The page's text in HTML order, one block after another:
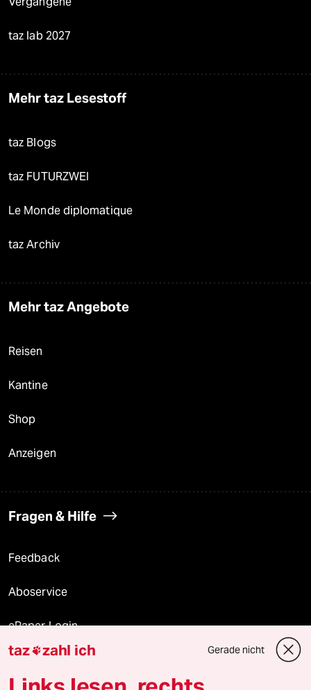
taz lab 2027
Mehr taz Lesestoff
taz Blogs
taz FUTURZWEI
Le Monde diplomatique
taz Archiv
Mehr taz Angebote
Reisen
Kantine
Shop
Anzeigen
Fragen & Hilfe
Feedback
Aboservice
ePaper Login
Downloads für Abonnierende
taz zahl ich Gerade nicht